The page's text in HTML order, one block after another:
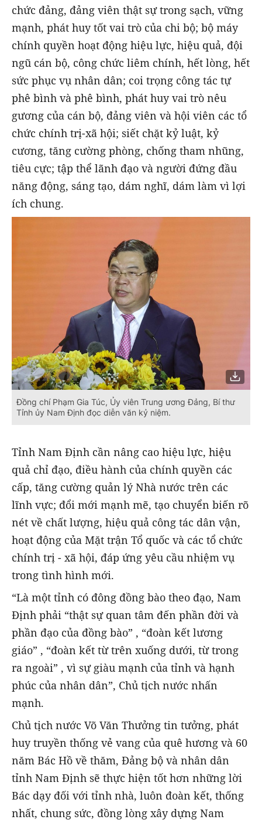
chức đảng, đảng viên thật sự trong sạch, vững
mạnh, phát huy tốt vai trò của chi bộ; bộ máy
chính quyền hoạt động hiệu lực, hiệu quả, đội
ngũ cán bộ, công chức liêm chính, hết lòng, hết
sức phục vụ nhân dân; coi trọng công tác tự
phê bình và phê bình, phát huy vai trò nêu
gương của cán bộ, đảng viên và hội viên các tổ
chức chính trị-xã hội; siết chặt kỷ luật, kỷ
cương, tăng cường phòng, chống tham nhũng,
tiêu cực; tập thể lãnh đạo và người đứng đầu
năng động, sáng tạo, dám nghĩ, dám làm vì lợi
ích chung.
Đồng chí Phạm Gia Túc, Ủy viên Trung ương Đảng, Bí thư
Tỉnh ủy Nam Định đọc diễn văn kỷ niệm.
Tỉnh Nam Định cần nâng cao hiệu lực, hiệu
quả chỉ đạo, điều hành của chính quyền các
cấp, tăng cường quản lý Nhà nước trên các
lĩnh vực; đổi mới mạnh mẽ, tạo chuyển biến rõ
nét về chất lượng, hiệu quả công tác dân vận,
hoạt động của Mặt trận Tổ quốc và các tổ chức
chính trị - xã hội, đáp ứng yêu cầu nhiệm vụ
trong tình hình mới.
“Là một tỉnh có đông đồng bào theo đạo, Nam
Định phải “thật sự quan tâm đến phần đời và
phần đạo của đồng bào” , “đoàn kết lương
giáo” , “đoàn kết từ trên xuống dưới, từ trong
ra ngoài” , vì sự giàu mạnh của tỉnh và hạnh
phúc của nhân dân”, Chủ tịch nước nhấn
mạnh.
Chủ tịch nước Võ Văn Thưởng tin tưởng, phát
huy truyền thống vẻ vang của quê hương và 60
năm Bác Hồ về thăm, Đảng bộ và nhân dân
tỉnh Nam Định sẽ thực hiện tốt hơn những lời
Bác dạy đối với tỉnh nhà, luôn đoàn kết, thống
nhất, chung sức, đồng lòng xây dựng Nam